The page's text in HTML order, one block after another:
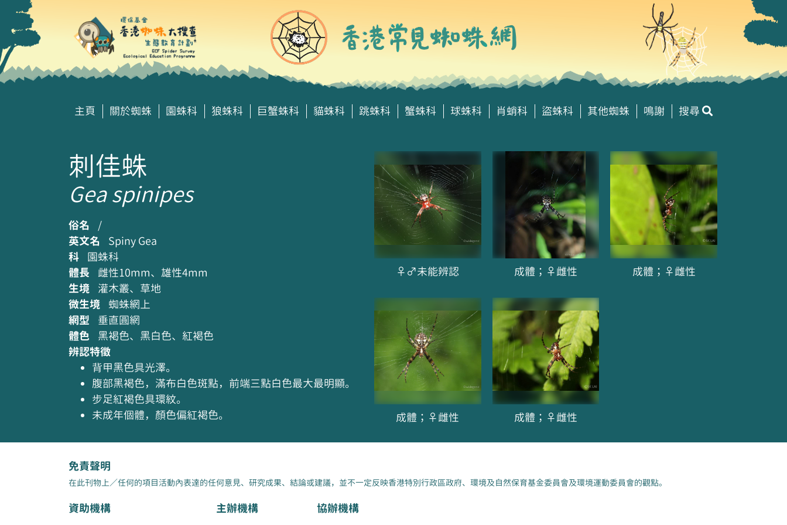
主頁 關於蜘蛛 園蛛科 狼蛛科 巨蟹蛛科 貓蛛科 跳蛛科 蟹蛛科 球蛛科 肖蛸科 盜蛛科 其他蜘蛛 鳴謝 搜尋
刺佳蛛
Gea spinipes
俗名
/
英文名
Spiny Gea
科 園蛛科
體長
雌性10mm、雄性4mm
生境 灌木叢、草地
微生境 蜘蛛網上
網型
垂直圓網
體色 黑褐色、黑白色、紅褐色
辨認特徵
背甲黑色具光澤。
腹部黑褐色，滿布白色斑點，前端三點白色最大最明顯。
步足紅褐色具環紋。
未成年個體，顏色偏紅褐色。
♀♂未能辨認 成體；♀雌性 成體；♀雌性
成體；♀雌性 成體；♀雌性
免責聲明
在此刊物上／任何的項目活動內表達的任何意見、研究成果、結論或建議，並不一定反映香港特別行政區政府、環境及自然保育基金委員會及環境運動委員會的觀點。
資助機構 主辦機構 協辦機構